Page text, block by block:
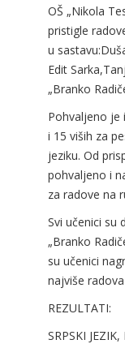
OŠ „Nikola
pristigle
u
Edit
„Branko
Pohvaljeno je
i 15 viših za
jeziku. Od
pohvaljeno i
za radove na
Svi učenici su
„Branko
su učenici
najviše
REZULTATI:
SRPSKI